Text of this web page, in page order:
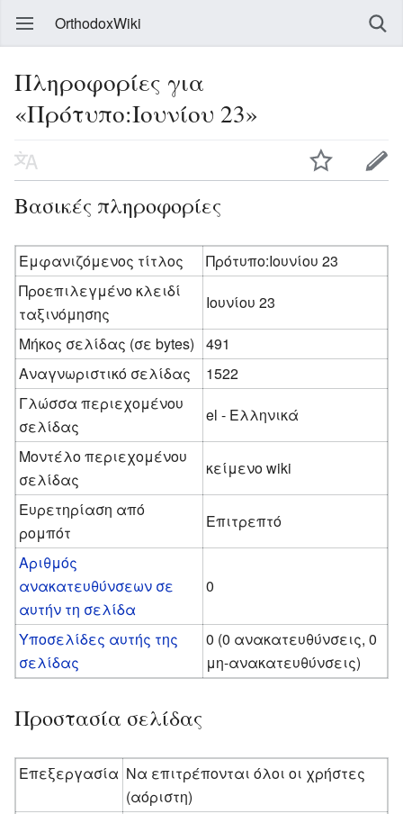
OrthodoxWiki
Πληροφορίες για
«Πρότυπο:Ιουνίου 23»
Βασικές πληροφορίες
Εμφανιζόμενος τίτλος
Πρότυπο:Ιουνίου 23
Προεπιλεγμένο κλειδί
ταξινόμησης
Ιουνίου 23
Μήκος σελίδας (σε bytes)
491
Αναγνωριστικό σελίδας
1522
Γλώσσα περιεχομένου
σελίδας
el - Ελληνικά
Μοντέλο περιεχομένου
σελίδας
κείμενο wiki
Ευρετηρίαση από
ρομπότ
Επιτρεπτό
Αριθμός
ανακατευθύνσεων σε
αυτήν τη σελίδα
0
Υποσελίδες αυτής της
σελίδας
0 (0 ανακατευθύνσεις, 0
μη-ανακατευθύνσεις)
Προστασία σελίδας
Επεξεργασία Να επιτρέπονται όλοι οι χρήστες
(αόριστη)